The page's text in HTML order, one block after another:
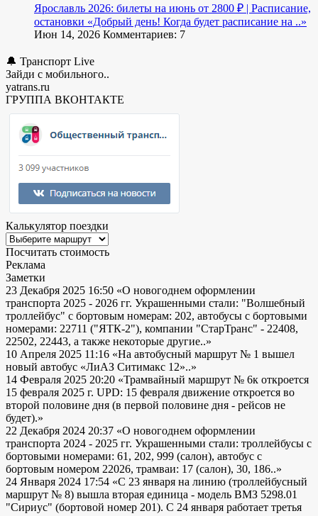
Ярославль 2026: билеты на июнь от 2800 ₽ | Расписание,
остановки «Добрый день! Когда будет расписание на ..»
Июн 14, 2026 Комментариев: 7
🔔 Транспорт Live
Зайди с мобильного..
yatrans.ru
ГРУППА ВКОНТАКТЕ
Калькулятор поездки
Посчитать стоимость
Реклама
Заметки
23 Декабря 2025 16:50 «О новогоднем оформлении
транспорта 2025 - 2026 гг. Украшенными стали: "Волшебный
троллейбус" с бортовым номерам: 202, автобусы с бортовыми
номерами: 22711 ("ЯТК-2"), компании "СтарТранс" - 22408,
22502, 22443, а также некоторые другие..»
10 Апреля 2025 11:16 «На автобусный маршрут № 1 вышел
новый автобус «ЛиАЗ Ситимакс 12»..»
14 Февраля 2025 20:20 «Трамвайный маршрут № 6к откроется
15 февраля 2025 г. UPD: 15 февраля движение откроется во
второй половине дня (в первой половине дня - рейсов не
будет).»
22 Декабря 2024 20:37 «О новогоднем оформлении
транспорта 2024 - 2025 гг. Украшенными стали: троллейбусы с
бортовыми номерами: 61, 202, 999 (салон), автобус с
бортовым номером 22026, трамваи: 17 (салон), 30, 186..»
24 Января 2024 17:54 «С 23 января на линию (троллейбусный
маршрут № 8) вышла вторая единица - модель ВМЗ 5298.01
"Сириус" (бортовой номер 201). С 24 января работает третья